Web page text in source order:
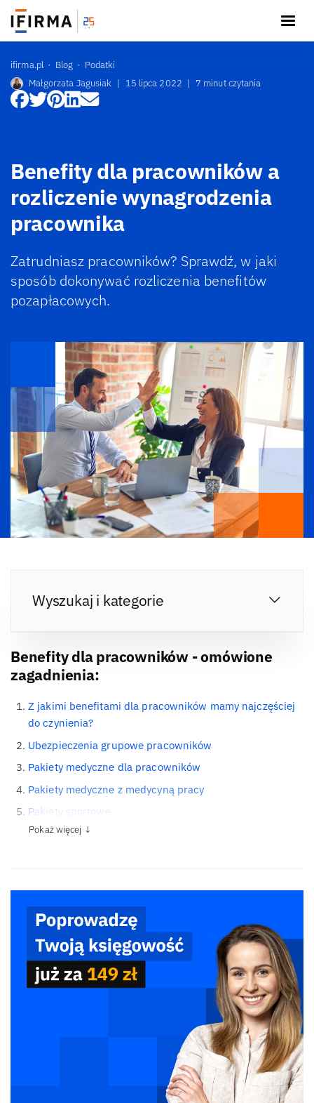
ifirma.pl Blog
Podatki
Małgorzata Jagusiak | 15 lipca 2022 | 7 minut czytania
Benefity dla pracowników a
rozliczenie wynagrodzenia
pracownika
Zatrudniasz pracowników? Sprawdź, w jaki
sposób dokonywać rozliczenia benefitów
pozapłacowych.
Wyszukaj i kategorie
Benefity dla pracowników - omówione
zagadnienia:
Z jakimi benefitami dla pracowników mamy najczęściej
do czynienia?
Ubezpieczenia grupowe pracowników
Pakiety medyczne dla pracowników
Pakiety medyczne z medycyną pracy
Pakiety sportowe
Pokaż więcej ↓